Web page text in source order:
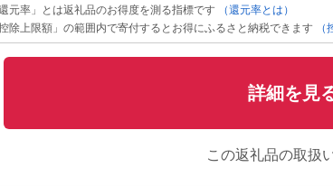
元率」とは返礼品のお得度を測る指標です
（還元率とは）
除上限額」の範囲内で寄付するとお得にふるさと納税できます
詳細を見
この返礼品の取扱